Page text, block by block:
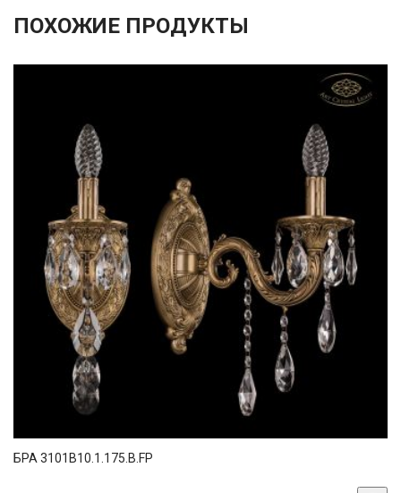
ПОХОЖИЕ ПРОДУКТЫ
БРА 3101B10.1.175.B.FP